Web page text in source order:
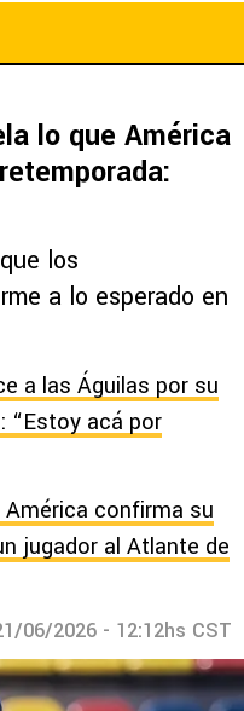
lo que América
los
a lo esperado en
a las Águilas por su
“Estoy acá por
confirma su
jugador al Atlante de
06/2026 - 12:12hs CST